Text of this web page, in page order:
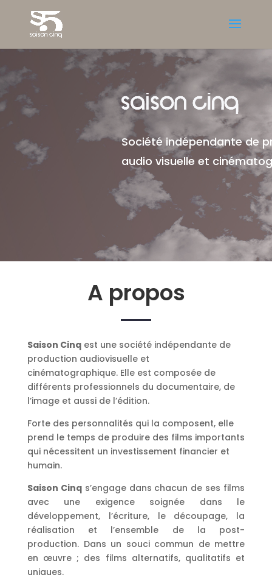
Société indépendante de
audio visuelle et
A propos
Saison Cinq est une société indépendante de
production audiovisuelle et
cinématographique. Elle est composée de
différents professionnels du documentaire, de
l’image et aussi de l’édition.
Forte des personnalités qui la composent, elle
prend le temps de produire des films importants
qui nécessitent un investissement financier et
humain.
Saison Cinqs’engage dans chacun de ses films
avec une exigence soignée dans le
développement, l’écriture, le découpage, la
réalisation et l’ensemble de la post-
production. Dans un souci commun de mettre
en œuvre ; des films alternatifs, qualitatifs et
uniques.